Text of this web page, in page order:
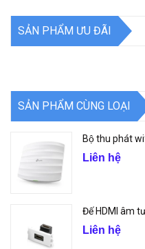
SẢN PHẨM ƯU ĐÃI
SẢN PHẨM CÙNG LOẠI
Bộ thu phát
Liên hệ
Đế HDMI âm
Liên hệ